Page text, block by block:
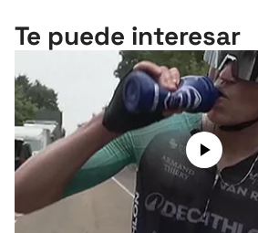
Te puede interesar